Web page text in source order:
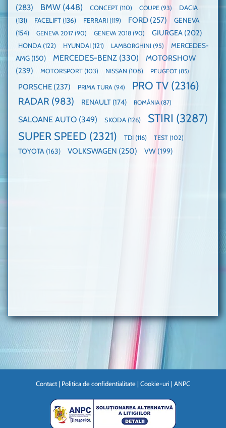
WCOTY
(283)
BMW (448) CONCEPT (110) COUPE (93)
DACIA
(131)
FACELIFT (136) FERRARI (119) FORD (257)
GENEVA
(154)
GENEVA 2017 (90) GENEVA 2018 (90) GIURGEA (202)
HONDA (122) HYUNDAI (121) LAMBORGHINI (95)
MERCEDES-
AMG (150) MERCEDES-BENZ (330)
MOTORSHOW
(239)
MOTORSPORT (103) NISSAN (108) PEUGEOT(85)
PORSCHE (237) PRIMA TURA (94) PRO TV (2316)
RADAR (983) RENAULT (174) ROMÂNIA(87)
SALOANE AUTO (349) SKODA (126) STIRI (3287)
SUPER SPEED (2321) TDI (116) TEST (102)
TOYOTA (163) VOLKSWAGEN (250) VW (199)
Contact | Politica de confidentialitate | Cookie-uri | ANPC